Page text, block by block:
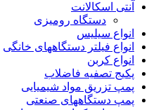
آنتی اسکالانت
دستگاه رومیزی
انواع سیلیس
انواع فیلتر دستگاههای خانگی
انواع کربن
پکیج تصفیه فاضلاب
پمپ تزریق مواد شیمیایی
پمپ دستگاههای صنعتی